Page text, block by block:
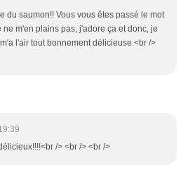
du saumon!! Vous vous êtes passé le mot
ne m'en plains pas, j'adore ça et donc, je
l'air tout bonnement délicieuse.<br />
/> <br /> <br />